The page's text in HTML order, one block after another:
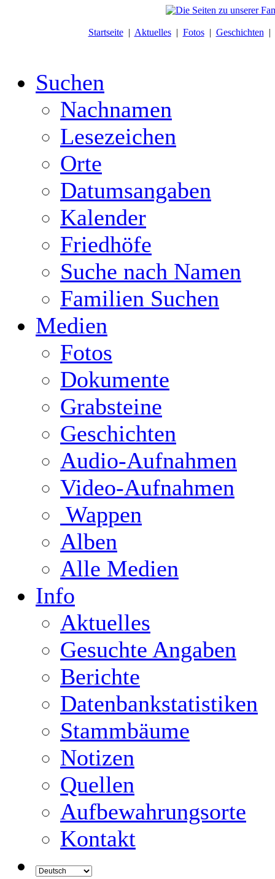
Startseite| Aktuelles| Fotos| Geschichten |
Suchen
Nachnamen
Lesezeichen
Orte
Datumsangaben
Kalender
Friedhöfe
Suche nach Namen
Familien Suchen
Medien
Fotos
Dokumente
Grabsteine
Geschichten
Audio-Aufnahmen
Video-Aufnahmen
Wappen
Alben
Alle Medien
Info
Aktuelles
Gesuchte Angaben
Berichte
Datenbankstatistiken
Stammbäume
Notizen
Quellen
Aufbewahrungsorte
Kontakt